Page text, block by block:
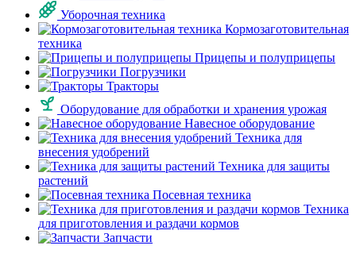
Уборочная техника
Кормозаготовительная
техника
Прицепы и полуприцепы
Погрузчики
Тракторы
Оборудование для обработки и хранения урожая
Навесное оборудование
Техника для
внесения удобрений
Техника для защиты
растений
Посевная техника
Техника
для приготовления и раздачи кормов
Запчасти